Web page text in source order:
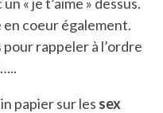
coeur également.
rappeler à l’ordre
papier sur les sex